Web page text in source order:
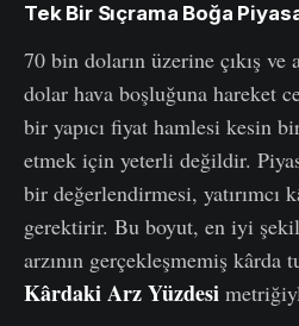
Tek Bir Sıçrama Boğa
70 bin doların üzerine çıkış
dolar hava boşluğuna hareket
bir yapıcı fiyat hamlesi kesin
etmek için yeterli değildir.
bir değerlendirmesi, yatırımcı
gerektirir. Bu boyut, en iyi
arzının gerçekleşmemiş kârda
Kârdaki Arz Yüzdesi